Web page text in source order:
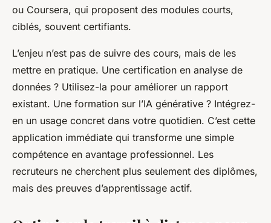
ou Coursera, qui proposent des modules courts,
ciblés, souvent certifiants.
L’enjeu n’est pas de suivre des cours, mais de les
mettre en pratique. Une certification en analyse de
données ? Utilisez-la pour améliorer un rapport
existant. Une formation sur l’IA générative ? Intégrez-
en un usage concret dans votre quotidien. C’est cette
application immédiate qui transforme une simple
compétence en avantage professionnel. Les
recruteurs ne cherchent plus seulement des diplômes,
mais des preuves d’apprentissage actif.